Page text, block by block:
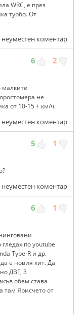
WRC, е през
турбо. От
коментар
6 2
малките
не
от 10-15 + км/ч.
коментар
5 1
коментар
6 1
по youtube
Type-R и др.
е новия хит. Да
ДВГ, 3
обем става
там Ярисчето от